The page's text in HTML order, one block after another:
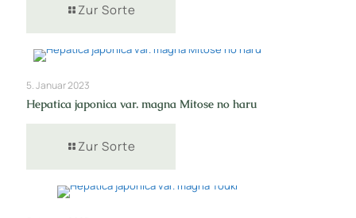
Zur Sorte
5. Januar 2023
Hepatica japonica var. magna Mitose no haru
Zur Sorte